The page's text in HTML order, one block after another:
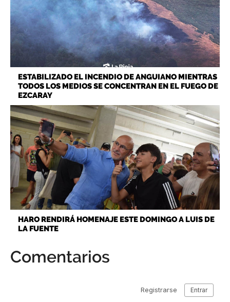
ESTABILIZADO EL INCENDIO DE ANGUIANO MIENTRAS
TODOS LOS MEDIOS SE CONCENTRAN EN EL FUEGO DE
EZCARAY
HARO RENDIRÁ HOMENAJE ESTE DOMINGO A LUIS DE
LA FUENTE
Comentarios